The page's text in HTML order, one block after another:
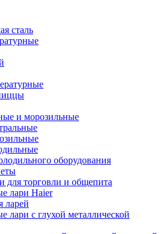
сталь
и морозильные
оборудования
для торговли и общепита
лари Haier
ларей
лари с глухой металлической